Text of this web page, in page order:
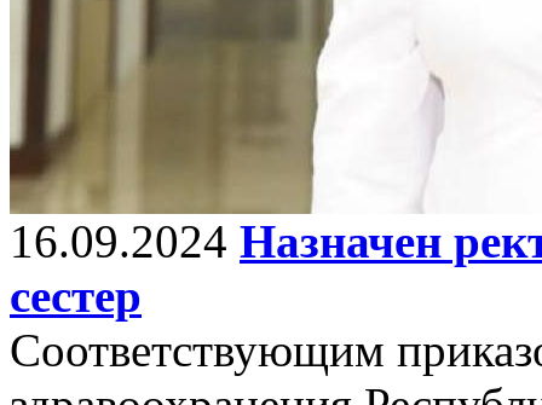
16.09.2024 Назначен
сестер
Соответствующим